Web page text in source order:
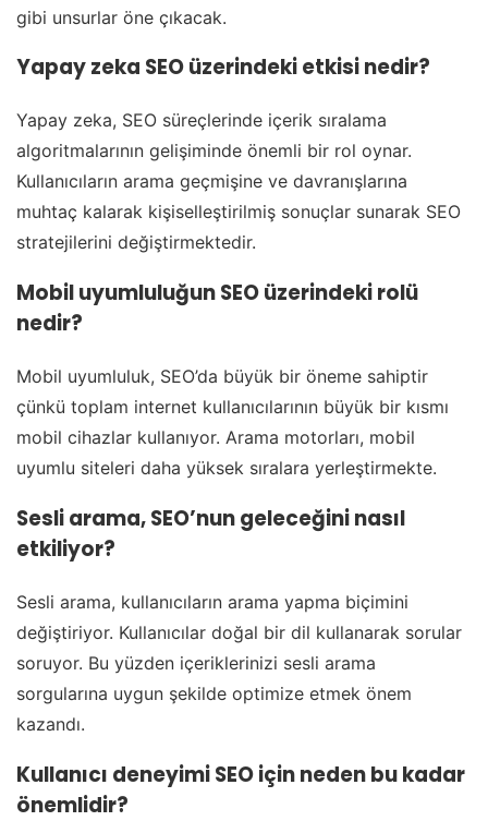
gibi unsurlar öne çıkacak.
Yapay zeka SEO üzerindeki etkisi nedir?
Yapay zeka, SEO süreçlerinde içerik sıralama
algoritmalarının gelişiminde önemli bir rol oynar.
Kullanıcıların arama geçmişine ve davranışlarına
muhtaç kalarak kişiselleştirilmiş sonuçlar sunarak SEO
stratejilerini değiştirmektedir.
Mobil uyumluluğun SEO üzerindeki rolü
nedir?
Mobil uyumluluk, SEO’da büyük bir öneme sahiptir
çünkü toplam internet kullanıcılarının büyük bir kısmı
mobil cihazlar kullanıyor. Arama motorları, mobil
uyumlu siteleri daha yüksek sıralara yerleştirmekte.
Sesli arama, SEO’nun geleceğini nasıl
etkiliyor?
Sesli arama, kullanıcıların arama yapma biçimini
değiştiriyor. Kullanıcılar doğal bir dil kullanarak sorular
soruyor. Bu yüzden içeriklerinizi sesli arama
sorgularına uygun şekilde optimize etmek önem
kazandı.
Kullanıcı deneyimi SEO için neden bu kadar
önemlidir?